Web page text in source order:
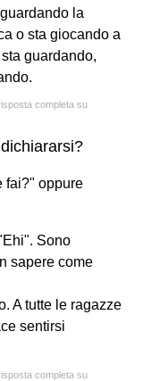
la
o sta giocando a
guardando,
completa su
fai?" oppure
Sono
sapere come
A tutte le ragazze
sentirsi
completa su